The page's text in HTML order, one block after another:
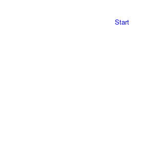
Start